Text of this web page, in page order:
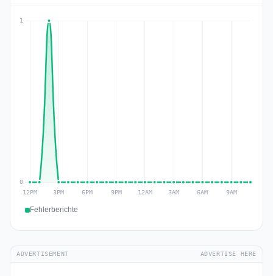
Fehlerberichte
ADVERTISEMENT ADVERTISE HERE